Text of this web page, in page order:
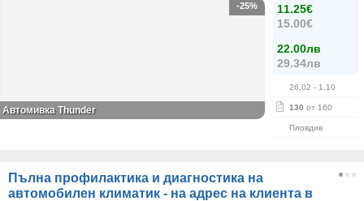
11.25€
15.00€
22.00лв
29.34лв
26.02 - 1.10
130 от 160
Пловдив
-25%
Автомивка Thunder
Пълна профилактика и диагностика на
автомобилен климатик - на адрес на клиента в